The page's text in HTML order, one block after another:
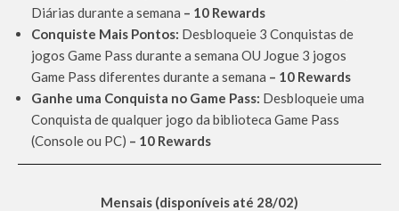
Diárias durante a semana – 10 Rewards
Conquiste Mais Pontos: Desbloqueie 3 Conquistas de
jogos Game Pass durante a semana OU Jogue 3 jogos
Game Pass diferentes durante a semana – 10 Rewards
Ganhe uma Conquista no Game Pass: Desbloqueie uma
Conquista de qualquer jogo da biblioteca Game Pass
(Console ou PC) – 10 Rewards
Mensais (disponíveis até 28/02)